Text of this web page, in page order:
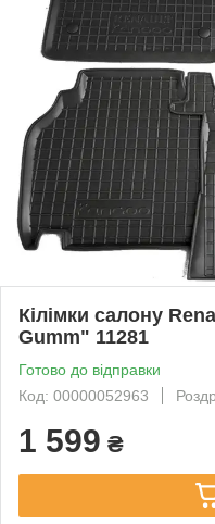
Кілімки салону
Gumm" 11281
Готово до відправки
Код: 00000052963
1 599 ₴